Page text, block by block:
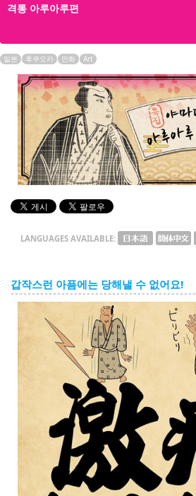
English
ภาษาไทย
tiéng Viêt
Bahasa Indonesia
격통 아루아루편
일본 후쿠오카 만화 Art
LANGUAGES AVAILABLE:
갑작스런 아픔에는 당해낼 수 없어요!